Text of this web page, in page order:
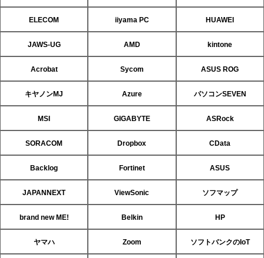
ELECOM iiyama PC HUAWEI
JAWS-UG AMD kintone
Acrobat Sycom ASUS ROG
キヤノンMJ Azure パソコンSEVEN
MSI GIGABYTE ASRock
SORACOM Dropbox CData
Backlog Fortinet ASUS
JAPANNEXT ViewSonic ソフマップ
brand new ME! Belkin HP
ヤマハ Zoom ソフトバンクのIoT